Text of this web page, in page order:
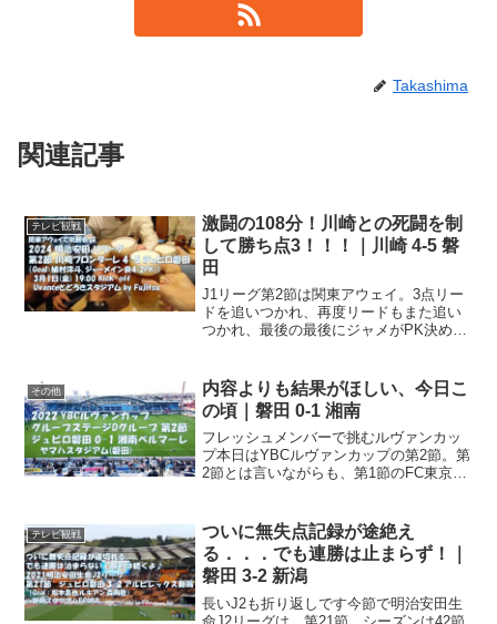
Takashima
関連記事
テレビ観戦
激闘の108分！川崎との死闘を制
して勝ち点3！！！｜川崎 4-5 磐
田
J1リーグ第2節は関東アウェイ。3点リー
ドを追いつかれ、再度リードもまた追い
つかれ、最後の最後にジャメがPK決めて
のアウェイ。Uvanceとどろきスタジアム
by...
その他
内容よりも結果がほしい、今日こ
の頃｜磐田 0-1 湘南
フレッシュメンバーで挑むルヴァンカッ
プ本日はYBCルヴァンカップの第2節。第
2節とは言いながらも、第1節のFC東京戦
ろ、カップ戦よりもリーグ戦に集中して
ほしいところ．．...
テレビ観戦
ついに無失点記録が途絶え
る．．．でも連勝は止まらず！｜
磐田 3-2 新潟
長いJ2も折り返しです今節で明治安田生